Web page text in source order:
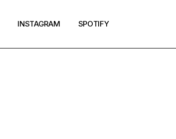
INSTAGRAM SPOTIFY